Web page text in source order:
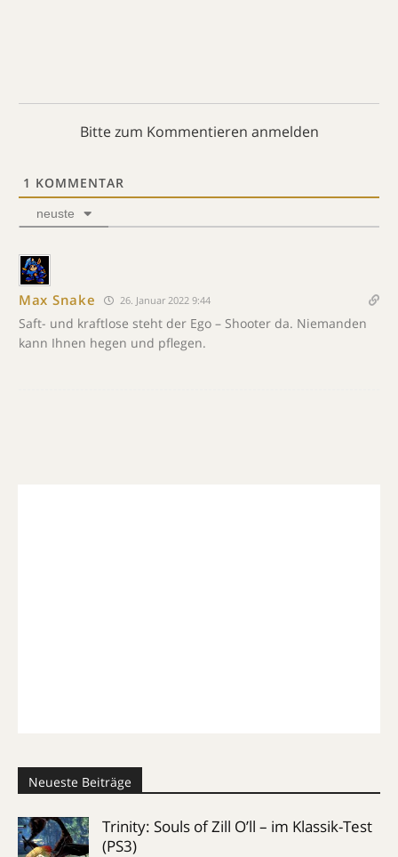
Bitte zum Kommentieren anmelden
1 KOMMENTAR
neuste
Max Snake 26. Januar 2022 9:44
Saft- und kraftlose steht der Ego – Shooter da. Niemanden
kann Ihnen hegen und pflegen.
Neueste Beiträge
Trinity: Souls of Zill O’ll – im Klassik-Test
(PS3)